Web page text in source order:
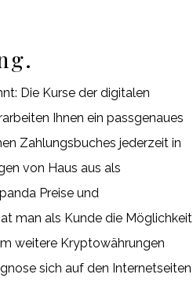
Die Kurse der digitalen
Ihnen ein passgenaues
Zahlungsbuches jederzeit in
von Haus aus als
Preise und
man als Kunde die Möglichkeit
weitere Kryptowährungen
sich auf den Internetseiten